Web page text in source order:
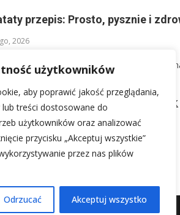
użytkowników
aby poprawić jakość przeglądania,
treści dostosowane do
użytkowników oraz analizować
przycisku „Akceptuj wszystkie”
przez nas plików
Odrzucać Akceptuj wszystko
przepis: Prosto, pysznie i
2026
skarb w domowej kuchni, ale czy
…
3 4 5 … 8